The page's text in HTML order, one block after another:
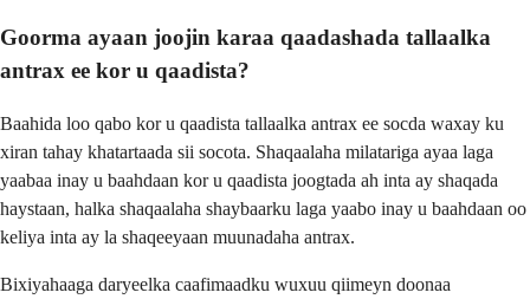
Goorma ayaan joojin karaa qaadashada tallaalka
antrax ee kor u qaadista?
Baahida loo qabo kor u qaadista tallaalka antrax ee socda waxay ku
xiran tahay khatartaada sii socota. Shaqaalaha milatariga ayaa laga
yaabaa inay u baahdaan kor u qaadista joogtada ah inta ay shaqada
haystaan, halka shaqaalaha shaybaarku laga yaabo inay u baahdaan oo
keliya inta ay la shaqeeyaan muunadaha antrax.
Bixiyahaaga daryeelka caafimaadku wuxuu qiimeyn doonaa